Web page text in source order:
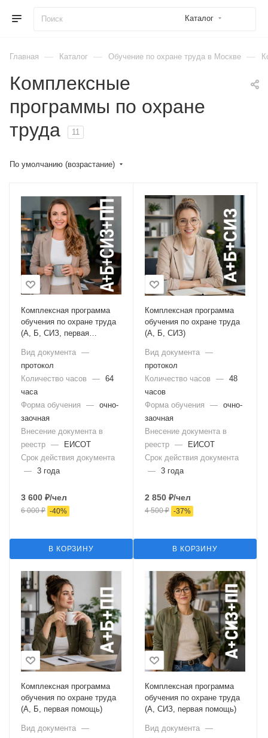
Каталог
Главная — Каталог — Обучение по охране труда в Москве —
Комплексные
программы по охране
труда
11
По умолчанию (возрастание)
Комплексная программа
обучения по охране труда
(А, Б, СИЗ, первая
Вид документа —
протокол
Количество часов
— 64
часа
Форма обучения
— очно-
заочная
Внесение документа в
реестр —
ЕИСОТ
Срок действия документа
— 3 года
3 600 ₽/чел
6 000₽ -40%
В КОРЗИНУ
Комплексная программа
обучения по охране труда
(А, Б, СИЗ)
Вид документа —
протокол
Количество часов
— 48
часов
Форма обучения
— очно-
заочная
Внесение документа в
реестр —
ЕИСОТ
Срок действия документа
— 3 года
2 850 ₽/чел
4 500₽ -37%
В КОРЗИНУ
Комплексная программа
обучения по охране труда
(А, Б, первая помощь)
Вид документа —
Комплексная программа
обучения по охране труда
(А, СИЗ, первая помощь)
Вид документа —